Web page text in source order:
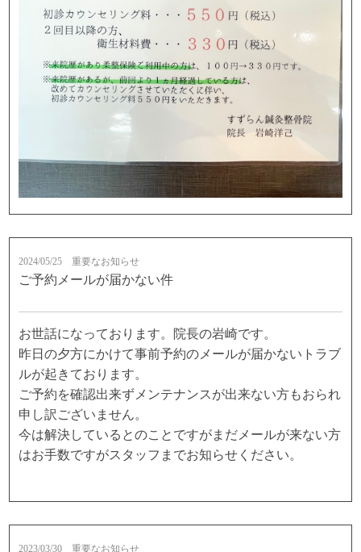
2024/05/25 重要なお知らせ
ご予約メールが届かない件
お世話になっております。院長の岩崎です。
昨日の夕方にかけて事前予約のメールが届かないトラブ
ルが起きております。
ご予約を確認出来ずメンテナンスが出来ない方もおられ
申し訳ございません。
今は解決しているとのことですがまだメールが来ない方
はお手数ですがスタッフまでお知らせください。
2023/03/30 重要なお知らせ